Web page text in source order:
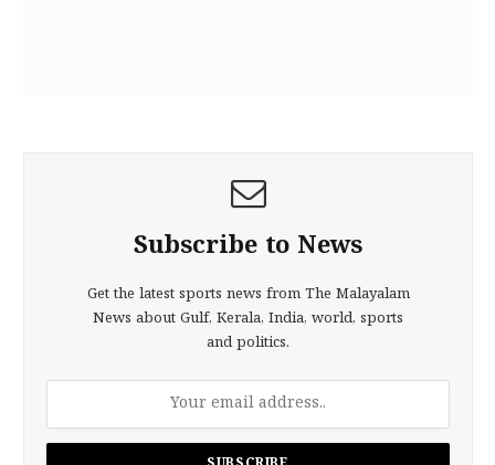
Subscribe to News
Get the latest sports news from The Malayalam
News about Gulf, Kerala, India, world, sports
and politics.